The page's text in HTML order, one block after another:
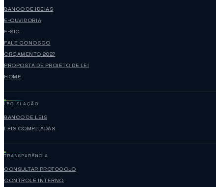
BANCO DE IDEIAS
E-OUVIDORIA
E-SIC
FALE CONOSCO
ORÇAMENTO 2027
PROPOSTA DE PROJETO DE LEI
HOME
LEGISLAÇÃO
BANCO DE LEIS
LEIS COMPILADAS
TRANSPARÊNCIA
CONSULTAR PROTOCOLO
CONTROLE INTERNO